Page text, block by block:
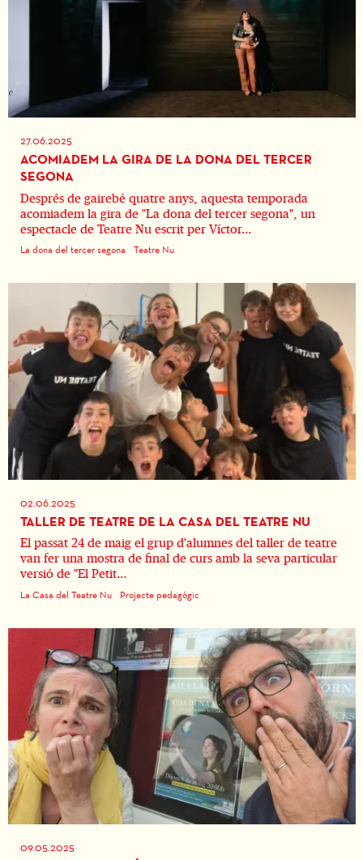
27.06.2025
ACOMIADEM LA GIRA DE LA DONA DEL TERCER
SEGONA
Després de gairebé quatre anys, aquesta temporada
acomiadem la gira de "La dona del tercer segona", un
espectacle de Teatre Nu escrit per Víctor...
La dona del tercer segona Teatre Nu
02.06.2025
TALLER DE TEATRE DE LA CASA DEL TEATRE NU
El passat 24 de maig el grup d'alumnes del taller de teatre
van fer una mostra de final de curs amb la seva particular
versió de "El Petit...
La Casa del Teatre Nu Projecte pedagògic
09.05.2025